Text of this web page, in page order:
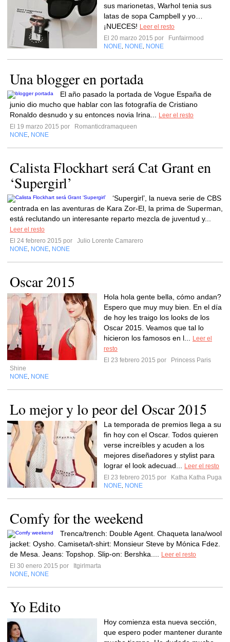
sus marionetas, Warhol tenia sus
latas de sopa Campbell y yo…
¡NUECES! Leer el resto
El 20 marzo 2015 por
Funfairmood
NONE NONE NONE
Una blogger en portada
El año pasado la portada de Vogue España de
junio dio mucho que hablar con las fotografía de Cristiano
Ronaldo desnudo y su entonces novia Irina...
Leer el resto
El 19 marzo 2015 por
Romanticdramaqueen
NONE NONE
Calista Flockhart será Cat Grant en
‘Supergirl’
‘Supergirl’, la nueva serie de CBS
centrada en las aventuras de Kara Zor-El, la prima de Superman,
está reclutando un interesante reparto mezcla de juventud y...
Leer el resto
El 24 febrero 2015 por
Julio Lorente Camarero
NONE NONE NONE
Oscar 2015
Hola hola gente bella, cómo andan?
Espero que muy muy bien. En el día
de hoy les traigo los looks de los
Oscar 2015. Veamos que tal lo
hicieron los famosos en l...
Leer el
resto
El 23 febrero 2015 por
Princess Paris
Shine
NONE NONE
Lo mejor y lo peor del Oscar 2015
La temporada de premios llega a su
fin hoy con el Oscar. Todos quieren
verse increíbles y acuden a los
mejores diseñadores y stylist para
lograr el look adecuad...
Leer el resto
El 23 febrero 2015 por
Katha Katha Puga
NONE NONE
Comfy for the weekend
Trenca/trench: Double Agent. Chaqueta lana/wool
jacket: Oysho. Camiseta/t-shirt: Monsieur Steve by Mónica Fdez.
de Mesa. Jeans: Topshop. Slip-on: Bershka....
Leer el resto
El 30 enero 2015 por
Itgirlmarta
NONE NONE
Yo Edito
Hoy comienza esta nueva sección,
que espero poder mantener durante